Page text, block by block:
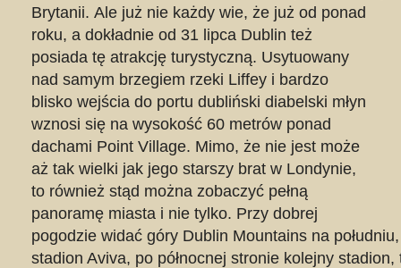
Brytanii. Ale już nie każdy wie, że już od ponad
roku, a dokładnie od 31 lipca Dublin też
posiada tę atrakcję turystyczną. Usytuowany
nad samym brzegiem rzeki Liffey i bardzo
blisko wejścia do portu dubliński diabelski młyn
wznosi się na wysokość 60 metrów ponad
dachami Point Village. Mimo, że nie jest może
aż tak wielki jak jego starszy brat w Londynie,
to również stąd można zobaczyć pełną
panoramę miasta i nie tylko. Przy dobrej
pogodzie widać góry Dublin Mountains na
stadion Aviva, po północnej stronie kolejny